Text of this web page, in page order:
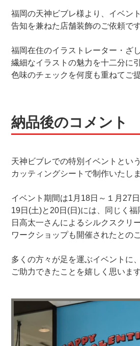
福岡の天神ビブレ様より、イベン
告知を兼ねた店舗装飾のご依頼です
福岡在住のイラストレーター・ざ
繊細なイラストの魅力を十二分に
色味のチェックを何度も重ねてご
納品後のコメント
天神ビブレでの特別イベントとい
カッティングシートで制作いたしま
イベント期間は1月18日～１月27日
19日(土)と20日(日)には、同じく
日高太一さんによるシルクスクリ
ワークショップも開催されたとのこ
多くの方々が足を運ぶイベントに、
ご助力できたことを嬉しく思います